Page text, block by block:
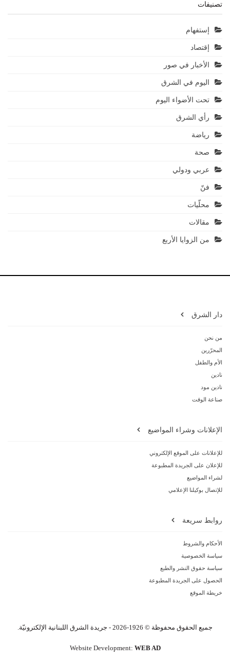
تصنيفات
إستفهام
إقتصاد
الأخبار في صور
اليوم في الشرق
تحت الأضواء اليوم
رأي الشرق
رياضة
صحة
عربي ودولي
فنّ
محلّيات
مقالات
من الزوايا الأربع
دار الشرق
من نحن
المحرّرين
الأم والطفل
نادين
نادين مود
صناعة الوقت
الإعلانات وشراء المواضيع
للإعلانات على الموقع الإلكتروني
للإعلان على الجريدة المطبوعة
لشراء المواضيع
للإتصال بوكيلنا الإعلامي
روابط سريعة
الأحكام والشروط
سياسة الخصوصية
سياسة حقوق النشر والطبع
الحصول على الجريدة المطبوعة
خريطة الموقع
جميع الحقوق محفوظة © 1926-2026 - جريدة الشرق اللبنانية الإلكترونيّة.
Website Development: WEB AD